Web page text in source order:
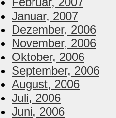
Januar, 2007
Dezember, 2006
November, 2006
Oktober, 2006
September, 2006
August, 2006
Juli, 2006
Juni, 2006